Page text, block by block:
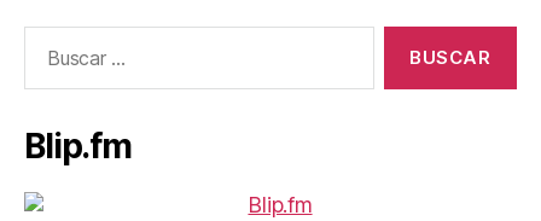
Blip.fm